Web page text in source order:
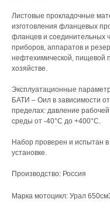
Листовые прокладочные
изготовления фланцевых
фланцев и соединительных
приборов, аппаратов и
нефтехимической, пищевой
хозяйстве.
Эксплуатационные
БАТИ – Оил в зависимости
пределах: давление
среды от -40°С до +400°С.
Набор проверен и испытан
установке.
Производство: Россия
Марка мотоцикл: Урал